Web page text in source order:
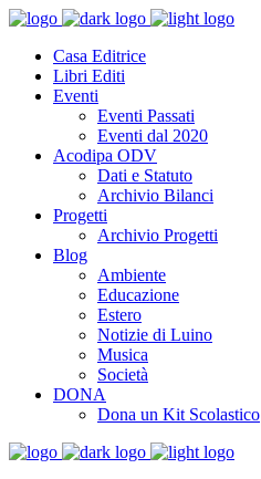
Casa Editrice
Libri Editi
Eventi
Eventi Passati
Eventi dal 2020
Acodipa ODV
Dati e Statuto
Archivio Bilanci
Progetti
Archivio Progetti
Blog
Ambiente
Educazione
Estero
Notizie di Luino
Musica
Società
DONA
Dona un Kit Scolastico